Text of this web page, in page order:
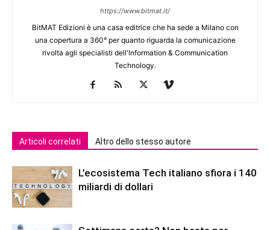
https://www.bitmat.it/
BitMAT Edizioni è una casa editrice che ha sede a Milano con
una copertura a 360° per quanto riguarda la comunicazione
rivolta agli specialisti dell'lnformation & Communication
Technology.
Articoli correlati Altro dello stesso autore
L’ecosistema Tech italiano sfiora i 140
miliardi di dollari